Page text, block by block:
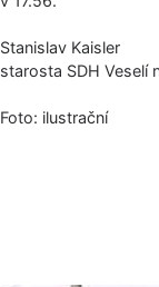
Stanislav Kaisler
starosta SDH Veselí
Foto: ilustrační